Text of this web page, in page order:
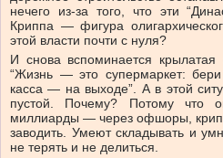
нечего из-за того, что эти
Криппа — фигура
этой власти почти с нуля?
И снова вспоминается
“Жизнь — это супермаркет:
касса — на выходе”. А в этой
пустой. Почему? Потому что
миллиарды — через офшоры,
заводить. Умеют складывать и
не терять и не делиться.